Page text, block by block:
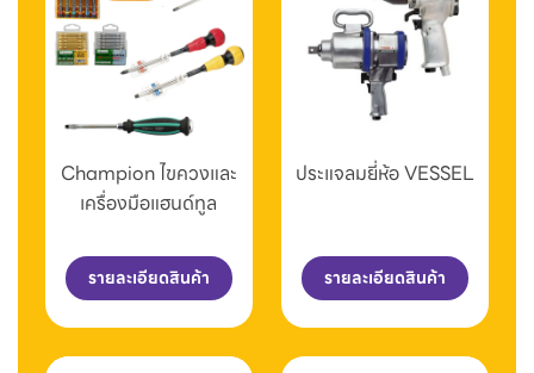
Champion ไขควงและ
เครื่องมือแฮนด์ทูล
รายละเอียดสินค้า
ประแจลมยี่ห้อ VESSEL
รายละเอียดสินค้า